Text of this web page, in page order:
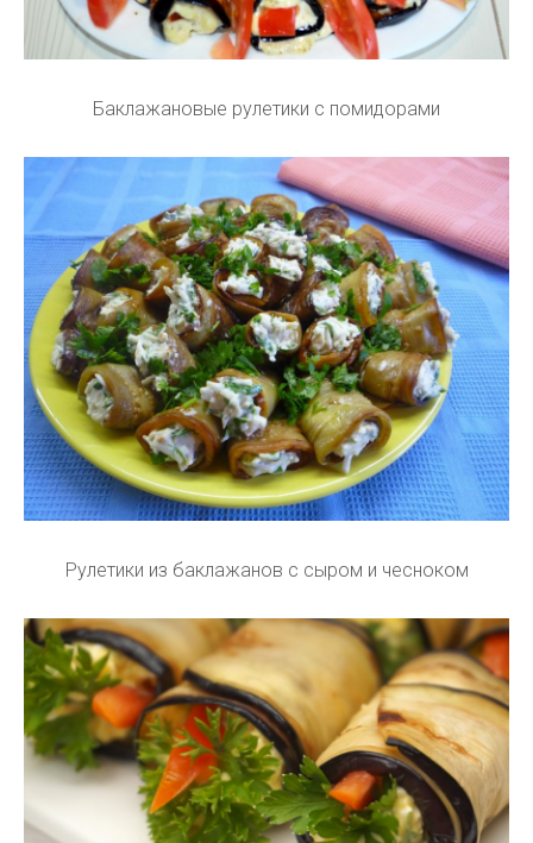
Баклажановые рулетики с помидорами
Рулетики из баклажанов с сыром и чесноком